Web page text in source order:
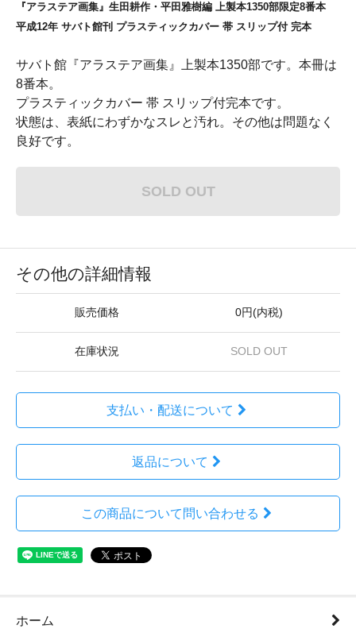
『アラステア画集』生田耕作・平田雅樹編 上製本1350部限定8番本
平成12年 サバト館刊 プラスティックカバー 帯 スリップ付 完本
サバト館『アラステア画集』上製本1350部です。本冊は
8番本。
プラスティックカバー 帯 スリップ付完本です。
状態は、表紙にわずかなスレと汚れ。その他は問題なく
良好です。
SOLD OUT
その他の詳細情報
販売価格 0円(内税)
在庫状況 SOLD OUT
支払い・配送について
返品について
この商品について問い合わせる
ホーム